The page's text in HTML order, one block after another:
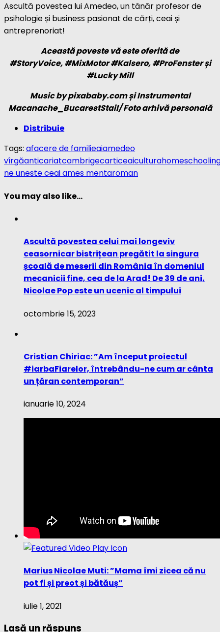
Ascultă povestea lui Amedeo, un tânăr profesor de
psihologie și business pasionat de cărți, ceai și
antreprenoriat!
Această poveste vă este oferită de
#StoryVoice,#MixMotor#Kalsero, #ProFenster și
#Lucky Mill
Music by pixababy.com și Instrumental
Macanache_BucarestStail/ Foto arhivă personală
Distribuie
Tags: afacere de familieaiamedeo
vîrgăanticariatcambrigecarticeaicultura
ne uneste ceai ames mentaroman
You may also like...
Ascultă povestea celui mai longeviv
ceasornicar bistrițean pregătit la singura
școală de meserii din România în domeniul
mecanicii fine, cea de la Arad! De 39 de ani,
Nicolae Pop este un ucenic al timpului
octombrie 15, 2023
Cristian Chiriac: ”Am început proiectul
#iarbaFiarelor, întrebându-ne cum ar cânta
un țăran contemporan”
ianuarie 10, 2024
Marius Nicolae Muti: ”Mama îmi zicea că nu
pot fi și preot și bătăuș”
iulie 1, 2021
Lasă un răspuns